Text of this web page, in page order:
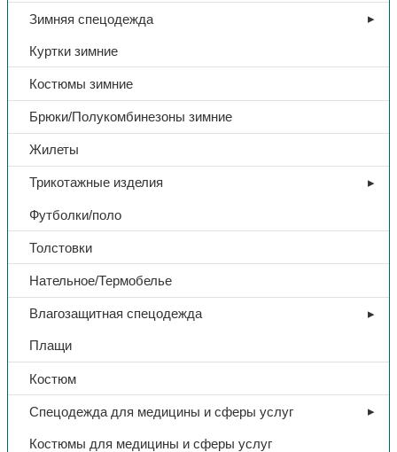
Зимняя спецодежда
Куртки зимние
Костюмы зимние
Брюки/Полукомбинезоны зимние
Жилеты
Трикотажные изделия
Футболки/поло
Толстовки
Нательное/Термобелье
Влагозащитная спецодежда
Плащи
Костюм
Спецодежда для медицины и сферы услуг
Костюмы для медицины и сферы услуг